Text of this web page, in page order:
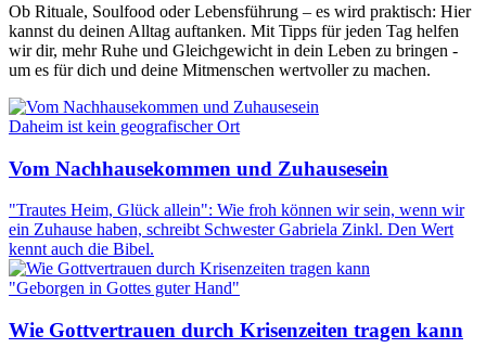
Ob Rituale, Soulfood oder Lebensführung – es wird praktisch: Hier
kannst du deinen Alltag auftanken. Mit Tipps für jeden Tag helfen
wir dir, mehr Ruhe und Gleichgewicht in dein Leben zu bringen -
um es für dich und deine Mitmenschen wertvoller zu machen.
Daheim ist kein geografischer Ort
Vom Nachhausekommen und Zuhausesein
"Trautes Heim, Glück allein": Wie froh können wir sein, wenn wir
ein Zuhause haben, schreibt Schwester Gabriela Zinkl. Den Wert
kennt auch die Bibel.
"Geborgen in Gottes guter Hand"
Wie Gottvertrauen durch Krisenzeiten tragen kann